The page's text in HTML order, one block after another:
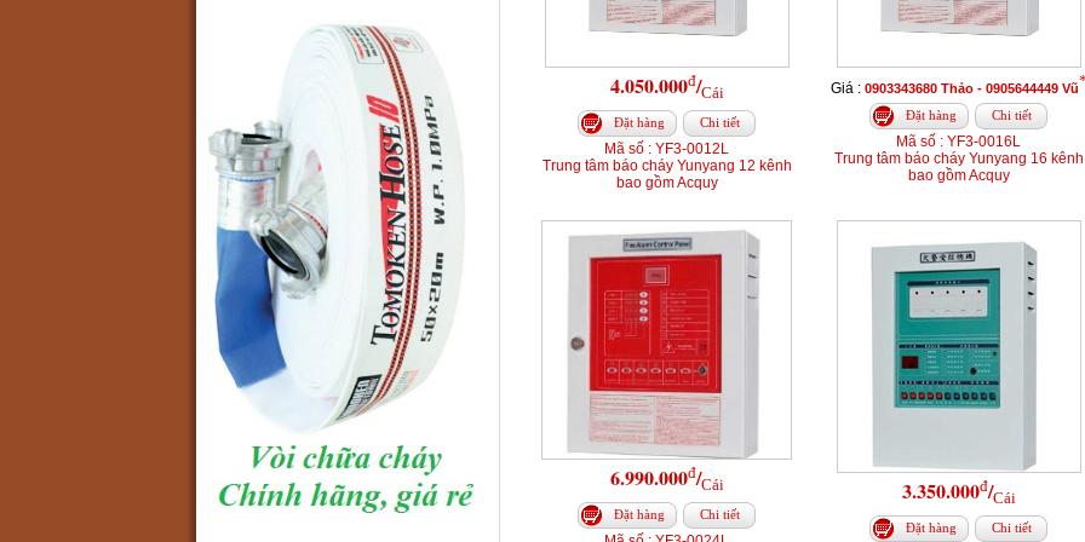
4.050.000đ/Cái
Đặt hàng Chi tiết
Mã số : YF3-0012L
Trung tâm báo cháy Yunyang 12 kênh
bao gồm Acquy
Giá : 0903343680 Thảo - 0905644449 Vũ
Đặt hàng Chi tiết
Mã số : YF3-0016L
Trung tâm báo cháy Yunyang 16 kênh
bao gồm Acquy
6.990.000đ/Cái
Đặt hàng Chi tiết
3.350.000đ/Cái
Đặt hàng Chi tiết